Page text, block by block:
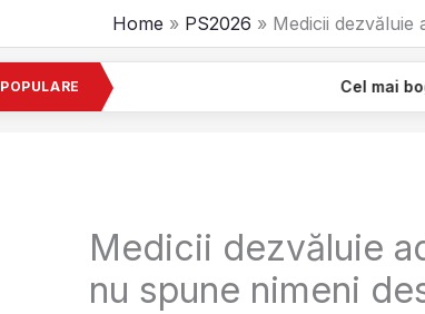
Home PS2026 Medicii dezvăluie
POPULARE Cel mai bogat izvor de
Medicii dezvăluie
nu spune nimeni